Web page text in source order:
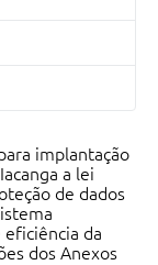
implantação
a lei
de dados
da
dos Anexos